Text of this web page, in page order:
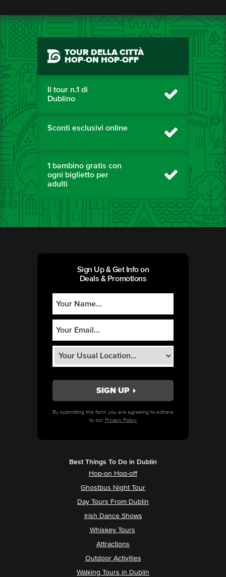
TOUR DELLA CITTÀ
HOP-ON HOP-OFF
Il tour n.1 di
Dublino
Sconti esclusivi online
1 bambino gratis con
ogni biglietto per
adulti
Sign Up & Get Info on
Deals & Promotions
By submitting this form you are agreeing to adhere
to our Privacy Policy.
Best Things To Do in Dublin
Hop-on Hop-off
Ghostbus Night Tour
Day Tours From Dublin
Irish Dance Shows
Whiskey Tours
Attractions
Outdoor Activities
Walking Tours in Dublin